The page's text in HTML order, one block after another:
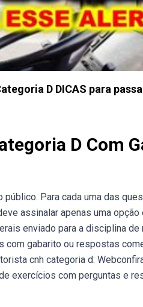
D DICAS para
D Com
Para cada uma das
assinalar apenas uma opção
enviado para a disciplina de
com gabarito ou respostas
cnh categoria d:
exercícios com perguntas e